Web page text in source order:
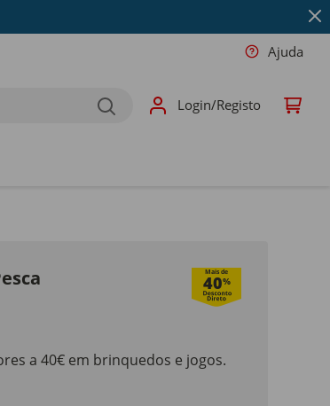
Ajuda
Login/Registo
Mais de
40%
a 40€ em brinquedos e jogos.